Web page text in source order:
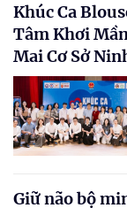
Khúc Ca
Tâm Khơi
Mai Cơ Sở
Giữ não bộ